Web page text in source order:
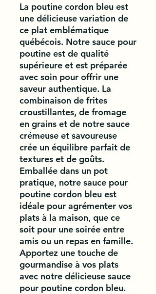
La poutine cordon bleu est
une délicieuse variation de
ce plat emblématique
québécois. Notre sauce pour
poutine est de qualité
supérieure et est préparée
avec soin pour offrir une
saveur authentique. La
combinaison de frites
croustillantes, de fromage
en grains et de notre sauce
crémeuse et savoureuse
crée un équilibre parfait de
textures et de goûts.
Emballée dans un pot
pratique, notre sauce pour
poutine cordon bleu est
idéale pour agrémenter vos
plats à la maison, que ce
soit pour une soirée entre
amis ou un repas en famille.
Apportez une touche de
gourmandise à vos plats
avec notre délicieuse sauce
pour poutine cordon bleu.